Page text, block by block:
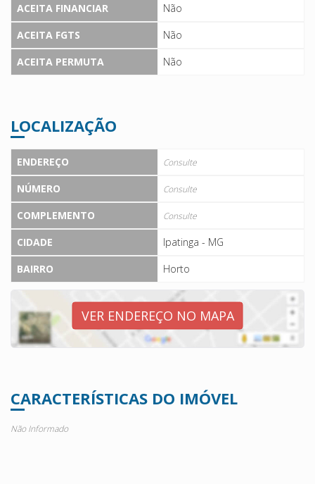
ACEITA FINANCIAR
Não
ACEITA FGTS
Não
ACEITA PERMUTA
Não
LOCALIZAÇÃO
ENDEREÇO Consulte
NÚMERO Consulte
COMPLEMENTO Consulte
CIDADE
Ipatinga - MG
BAIRRO
Horto
VER ENDEREÇO NO MAPA
CARACTERÍSTICAS DO IMÓVEL
Não Informado